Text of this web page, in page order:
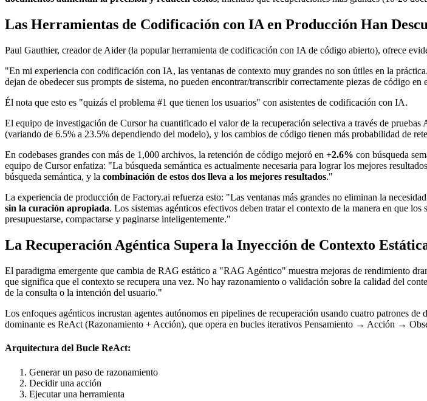
Las Herramientas de Codificación con IA en Producción Han
Paul Gauthier, creador de Aider (la popular herramienta de codificación con IA de código abierto), ofrece
"En mi experiencia con codificación con IA, las ventanas de contexto muy grandes no son útiles en la práctica.
dejan de obedecer sus prompts de sistema, no pueden encontrar/transcribir correctamente piezas de código en
Él nota que esto es "quizás el problema #1 que tienen los usuarios" con asistentes de codificación con IA.
El equipo de investigación de Cursor ha cuantificado el valor de la recuperación selectiva a través de pruebas
(variando de 6.5% a 23.5% dependiendo del modelo), y los cambios de código tienen más probabilidad de
En codebases grandes con más de 1,000 archivos, la retención de código mejoró en +2.6% con búsqueda
equipo de Cursor enfatiza: "La búsqueda semántica es actualmente necesaria para lograr los mejores
búsqueda semántica, y la combinación de estos dos lleva a los mejores resultados."
La experiencia de producción de Factory.ai refuerza esto: "Las ventanas más grandes no eliminan la
sin la curación apropiada. Los sistemas agénticos efectivos deben tratar el contexto de la manera en que
presupuestarse, compactarse y paginarse inteligentemente."
La Recuperación Agéntica Supera la Inyección de Contexto
El paradigma emergente que cambia de RAG estático a "RAG Agéntico" muestra mejoras de rendimiento
que significa que el contexto se recupera una vez. No hay razonamiento o validación sobre la calidad del
de la consulta o la intención del usuario."
Los enfoques agénticos incrustan agentes autónomos en pipelines de recuperación usando cuatro patrones de
dominante es ReAct (Razonamiento + Acción), que opera en bucles iterativos Pensamiento → Acción →
Arquitectura del Bucle ReAct:
Generar un paso de razonamiento
Decidir una acción
Ejecutar una herramienta